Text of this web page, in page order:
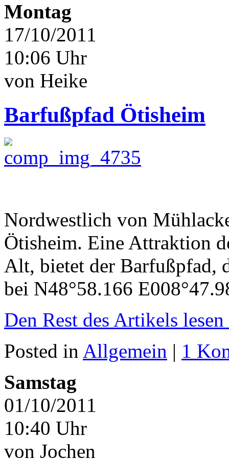
Montag
17/10/2011
10:06 Uhr
von Heike
Barfußpfad Ötisheim
Nordwestlich von
Ötisheim. Eine Attraktion
Alt, bietet der Barfußpfad,
bei N48°58.166
Den Rest des Artikels lesen
Posted in Allgemein | 1
Samstag
01/10/2011
10:40 Uhr
von Jochen